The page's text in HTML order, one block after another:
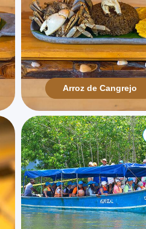
Arroz de Cangrejo